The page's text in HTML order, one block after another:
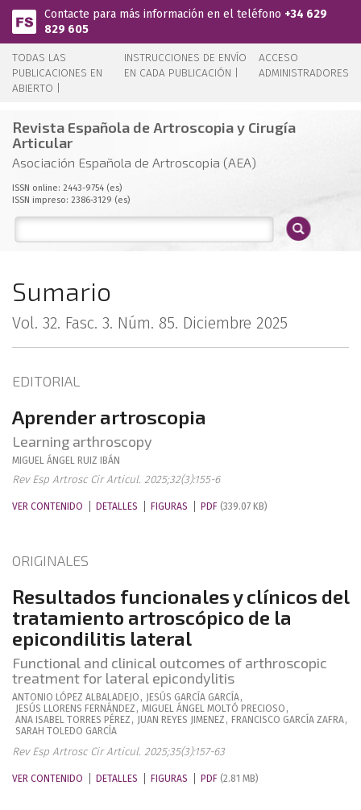
Pasar al contenido principal
Contacte para más información en el teléfono +34 629
829 605
TODAS LAS
PUBLICACIONES EN
ABIERTO |
INSTRUCCIONES DE ENVÍO
EN CADA PUBLICACIÓN |
ACCESO
ADMINISTRADORES
Revista Española de Artroscopia y Cirugía
Articular
Asociación Española de Artroscopia (AEA)
ISSN online: 2443-9754 (es)
ISSN impreso: 2386-3129 (es)
Sumario
Vol. 32. Fasc. 3. Núm. 85. Diciembre 2025
EDITORIAL
Aprender artroscopia
Learning arthroscopy
MIGUEL ÁNGEL RUIZ IBÁN
Rev Esp Artrosc Cir Articul. 2025;32(3):155-6
VER CONTENIDO DETALLES FIGURAS PDF (339.07 KB)
ORIGINALES
Resultados funcionales y clínicos del
tratamiento artroscópico de la
epicondilitis lateral
Functional and clinical outcomes of arthroscopic
treatment for lateral epicondylitis
ANTONIO LÓPEZ ALBALADEJO , JESÚS GARCÍA GARCÍA,
JESÚS LLORENS FERNÁNDEZ , MIGUEL ÁNGEL MOLTÓ PRECIOSO ,
ANA ISABEL TORRES PÉREZ , JUAN REYES JIMENEZ , FRANCISCO GARCÍA ZAFRA,
SARAH TOLEDO GARCÍA
Rev Esp Artrosc Cir Articul. 2025;35(3):157-63
VER CONTENIDO DETALLES FIGURAS PDF (2.81 MB)